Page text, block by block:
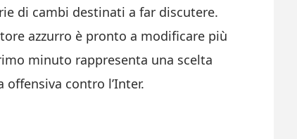
di cambi destinati a far discutere.
azzurro è pronto a modificare più
minuto rappresenta una scelta
contro l’Inter.